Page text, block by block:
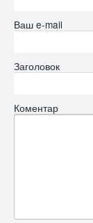
Ваш e-mail
Заголовок
Коментар